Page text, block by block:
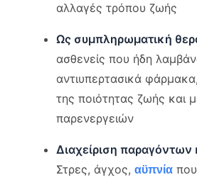
αλλαγές τρόπου ζωής
Ως συμπληρωματική
ασθενείς που ήδη
αντιυπερτασικά
της ποιότητας ζωής και
παρενεργειών
Διαχείριση παραγόντων
Στρες, άγχος,αϋπνία